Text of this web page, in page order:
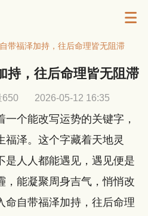
带福泽加持，往后命理皆无阻滞
持，往后命理皆无阻滞
650 2026-05-12 16:35
个能改写运势的关键字，
福泽。这个字藏着天地灵
是人人都能遇见，遇见便是
，能凝聚周身吉气，悄悄改
命自带福泽加持，往后命理